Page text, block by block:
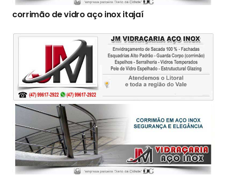
corrimão de vidro aço inox itajaí